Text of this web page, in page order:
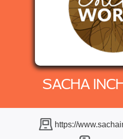
SACHA
https://